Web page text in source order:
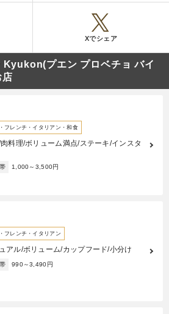
Xでシェア
プエン プロベチョ バイ
店
フレンチ・イタリアン・和食
料理/ボリューム満点/ステーキ/インスタ
1,000～3,500円
フレンチ・イタリアン
アル/ボリューム/カップフード/小分け
990～3,490円